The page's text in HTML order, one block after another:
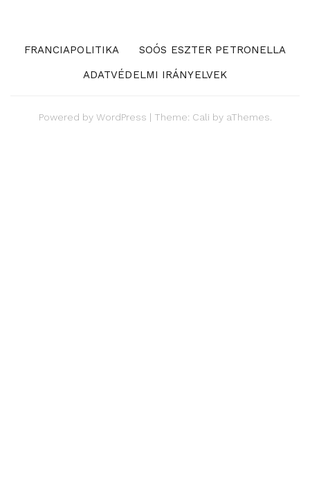
FRANCIAPOLITIKA
SOÓS ESZTER PETRONELLA
ADATVÉDELMI IRÁNYELVEK
Powered by WordPress | Theme: Cali by aThemes.